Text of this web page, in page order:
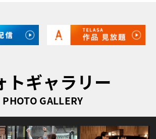
トギャラリー
PHOTO GALLERY